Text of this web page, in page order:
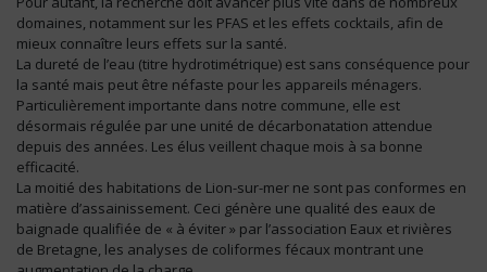
domaines, notamment sur les PFAS et les effets cocktails, afin de
mieux connaître leurs effets sur la santé.
La dureté de l’eau (titre hydrotimétrique) est sans conséquence pour
la santé mais peut être néfaste pour les appareils ménagers.
Particulièrement importante dans notre commune, elle est
désormais régulée par une unité de décarbonatation attendue
depuis des années. Les élus veillent chaque mois à sa bonne
efficacité.
La moitié des habitations de Lion-sur-mer ne sont pas conformes en
matière d’assainissement. Ceci génère une qualité des eaux de
baignade qualifiée de « à éviter » par l’association Eaux et rivières
de Bretagne, les analyses de coliformes fécaux montrant une